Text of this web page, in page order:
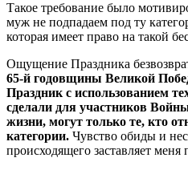
Такое требование было
муж не подпадаем под ту
которая имеет право на такой
Ощущение Праздника
65-й годовщины Великой
Праздник с использованием
сделали для участников
жизни, могут только те, кто
категории. Чувство обиды и
происходящего заставляет меня